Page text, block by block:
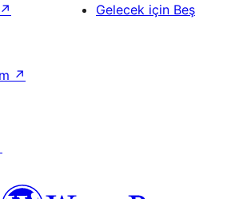
↗
Gelecek için Beş
↗